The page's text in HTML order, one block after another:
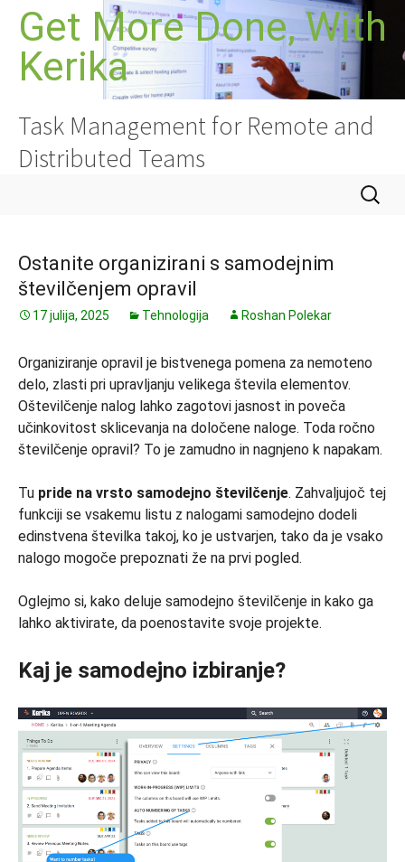
Preskoči
vsebino
Get More Done, With
Kerika
Task Management for Remote and
Distributed Teams
Išči:
Ostanite organizirani s samodejnim
številčenjem opravil
17 julija, 2025 Tehnologija Roshan Polekar
Organiziranje opravil je bistvenega pomena za nemoteno
delo, zlasti pri upravljanju velikega števila elementov.
Oštevilčenje nalog lahko zagotovi jasnost in poveča
učinkovitost sklicevanja na določene naloge. Toda ročno
številčenje opravil? To je zamudno in nagnjeno k napakam.
Tu pride na vrsto samodejno številčenje. Zahvaljujoč tej
funkciji se vsakemu listu z nalogami samodejno dodeli
edinstvena številka takoj, ko je ustvarjen, tako da je vsako
nalogo mogoče prepoznati že na prvi pogled.
Oglejmo si, kako deluje samodejno številčenje in kako ga
lahko aktivirate, da poenostavite svoje projekte.
Kaj je samodejno izbiranje?